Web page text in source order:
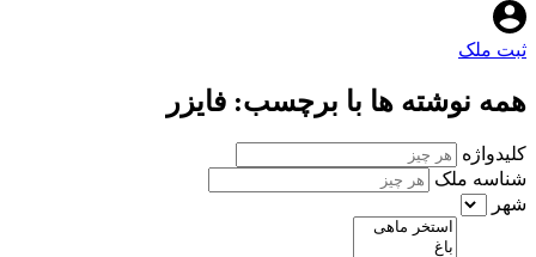
ثبت ملک
همه نوشته ها با برچسب: فایزر
کلیدواژه
شناسه ملک
شهر